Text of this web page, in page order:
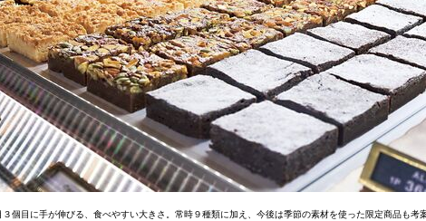
個目に手が伸びる、食べやすい大きさ。常時９種類に加え、今後は季節の素材を使った限定商品も考